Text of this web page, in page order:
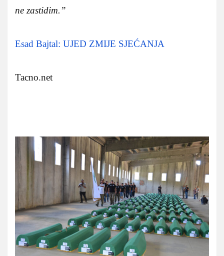
ne zastidim.”
Esad Bajtal: UJED ZMIJE SJEĆANJA
Tacno.net